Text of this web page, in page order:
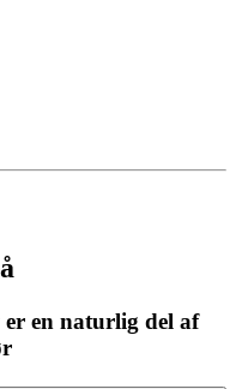
er en naturlig del af